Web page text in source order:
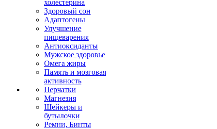
холестерина
Здоровый сон
Адаптогены
Улучшение
пищеварения
Антиоксиданты
Мужское здоровье
Омега жиры
Память и мозговая
активность
Перчатки
Магнезия
Шейкеры и
бутылочки
Ремни, Бинты